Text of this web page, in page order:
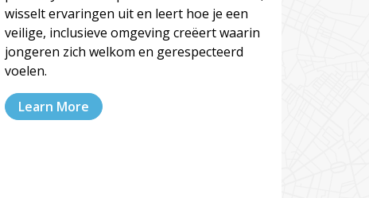
wisselt ervaringen uit en leert hoe je een
veilige, inclusieve omgeving creëert waarin
jongeren zich welkom en gerespecteerd
voelen.
Learn More